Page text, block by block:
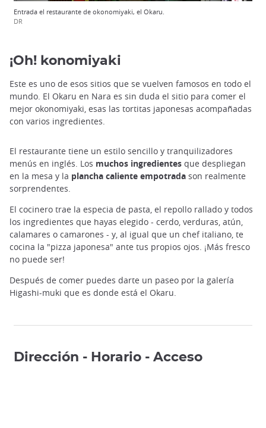
Entrada el restaurante de okonomiyaki, el Okaru.
DR
¡Oh! konomiyaki
Este es uno de esos sitios que se vuelven famosos en todo el
mundo. El Okaru en Nara es sin duda el sitio para comer el
mejor okonomiyaki, esas las tortitas japonesas acompañadas
con varios ingredientes.
El restaurante tiene un estilo sencillo y tranquilizadores
menús en inglés. Los muchos ingredientes que despliegan
en la mesa y la plancha caliente empotrada son realmente
sorprendentes.
El cocinero trae la especia de pasta, el repollo rallado y todos
los ingredientes que hayas elegido - cerdo, verduras, atún,
calamares o camarones - y, al igual que un chef italiano, te
cocina la "pizza japonesa" ante tus propios ojos. ¡Más fresco
no puede ser!
Después de comer puedes darte un paseo por la galería
Higashi-muki que es donde está el Okaru.
Dirección - Horario - Acceso